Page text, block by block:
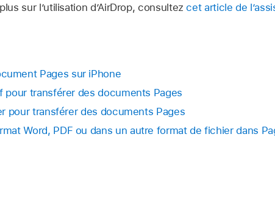
sur l’utilisation d’AirDrop, consultezcet article de
Pages sur iPhone
pour transférer des documents Pages
pour transférer des documents Pages
Word, PDF ou dans un autre format de fichier dans